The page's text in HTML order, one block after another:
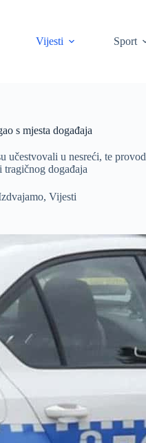
Vijesti
Sport
s mjesta događaja
u nesreći, te
događaja
, Vijesti